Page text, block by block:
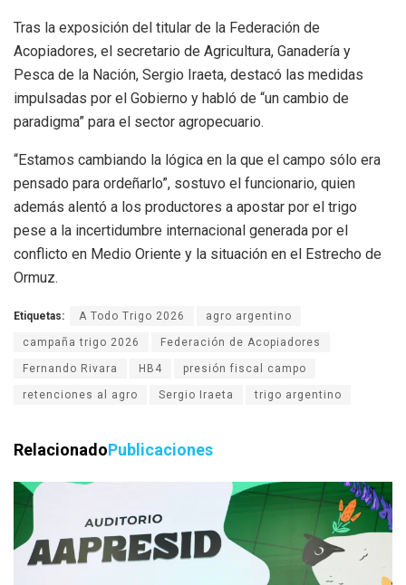
Tras la exposición del titular de la Federación de
Acopiadores, el secretario de Agricultura, Ganadería y
Pesca de la Nación, Sergio Iraeta, destacó las medidas
impulsadas por el Gobierno y habló de “un cambio de
paradigma” para el sector agropecuario.
“Estamos cambiando la lógica en la que el campo sólo era
pensado para ordeñarlo”, sostuvo el funcionario, quien
además alentó a los productores a apostar por el trigo
pese a la incertidumbre internacional generada por el
conflicto en Medio Oriente y la situación en el Estrecho de
Ormuz.
Etiquetas: A Todo Trigo 2026 agro argentino
campaña trigo 2026 Federación de Acopiadores
Fernando Rivara HB4 presión fiscal campo
retenciones al agro Sergio Iraeta trigo argentino
RelacionadoPublicaciones